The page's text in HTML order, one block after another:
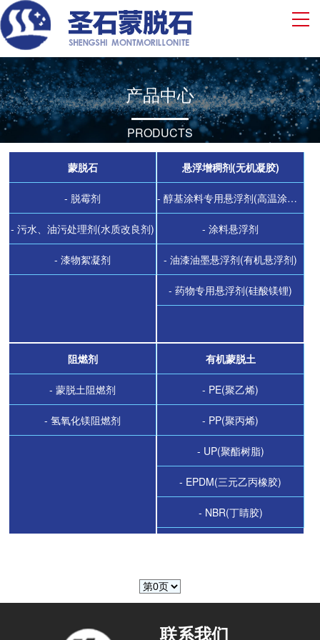
产品中心
PRODUCTS
蒙脱石
- 脱霉剂
- 污水、油污处理剂(水质改良剂)
- 漆物絮凝剂
悬浮增稠剂(无机凝胶)
- 醇基涂料专用悬浮剂(高温涂料悬浮剂)
- 涂料悬浮剂
- 油漆油墨悬浮剂(有机悬浮剂)
- 药物专用悬浮剂(硅酸镁锂)
阻燃剂
- 蒙脱土阻燃剂
- 氢氧化镁阻燃剂
有机蒙脱土
- PE(聚乙烯)
- PP(聚丙烯)
- UP(聚酯树脂)
- EPDM(三元乙丙橡胶)
- NBR(丁睛胶)
联系我们